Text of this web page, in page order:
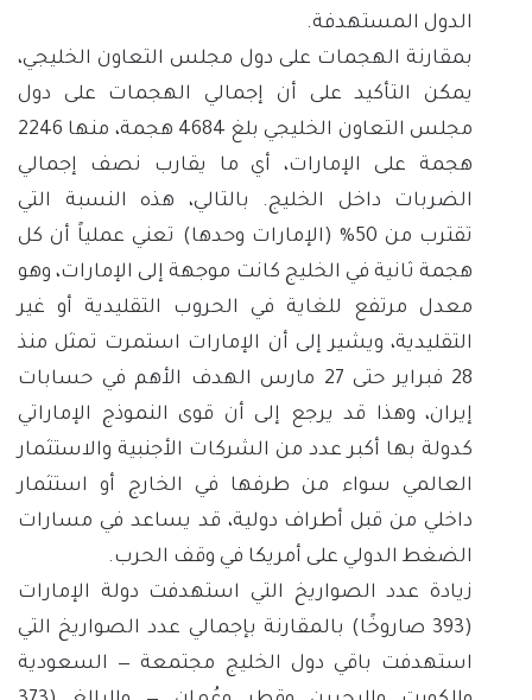
الدول المستهدفة.
بمقارنة الهجمات على دول مجلس التعاون الخليجي،
يمكن التأكيد على أن إجمالي الهجمات على دول
مجلس التعاون الخليجي بلغ 4684 هجمة، منها 2246
هجمة على الإمارات، أي ما يقارب نصف إجمالي
الضربات داخل الخليج. بالتالي، هذه النسبة التي
تقترب من 50% (الإمارات وحدها) تعني عملياً أن كل
هجمة ثانية في الخليج كانت موجهة إلى الإمارات، وهو
معدل مرتفع للغاية في الحروب التقليدية أو غير
التقليدية، ويشير إلى أن الإمارات استمرت تمثل منذ
28 فبراير حتى 27 مارس الهدف الأهم في حسابات
إيران، وهذا قد يرجع إلى أن قوى النموذج الإماراتي
كدولة بها أكبر عدد من الشركات الأجنبية والاستثمار
العالمي سواء من طرفها في الخارج أو استثمار
داخلي من قبل أطراف دولية، قد يساعد في مسارات
الضغط الدولي على أمريكا في وقف الحرب.
زيادة عدد الصواريخ التي استهدفت دولة الإمارات
(393 صاروخًا) بالمقارنة بإجمالي عدد الصواريخ التي
استهدفت باقي دول الخليج مجتمعة — السعودية